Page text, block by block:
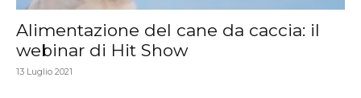
Alimentazione del cane da caccia: il
webinar di Hit Show
13 Luglio 2021